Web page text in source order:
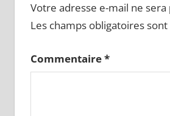
Votre adresse e-mail ne sera
Les champs obligatoires
Commentaire*